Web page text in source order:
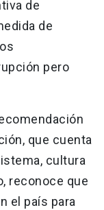
de
de
pero
que cuenta
cultura
reconoce que
el país para